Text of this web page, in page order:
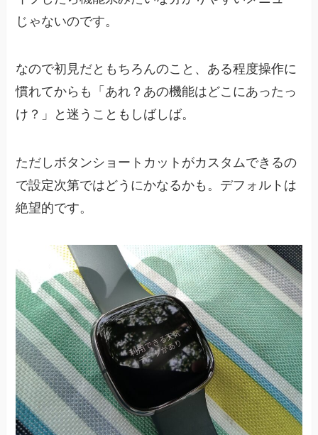
じゃないのです。
なので初見だともちろんのこと、ある程度操作に
慣れてからも「あれ？あの機能はどこにあったっ
け？」と迷うこともしばしば。
ただしボタンショートカットがカスタムできるの
で設定次第ではどうにかなるかも。デフォルトは
絶望的です。